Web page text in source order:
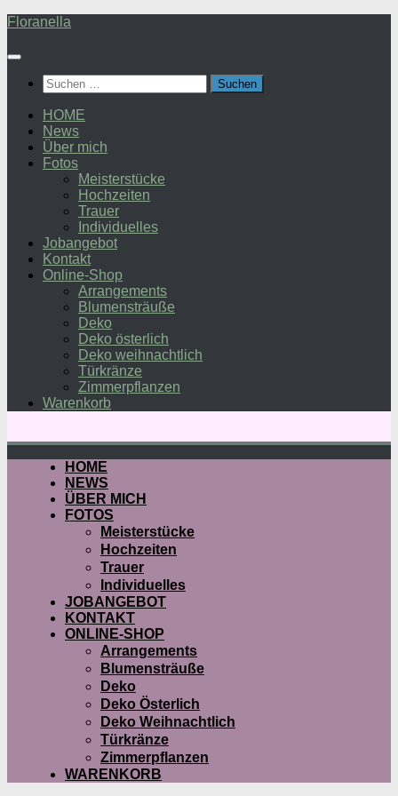
Zum
springen
Floranella
Suchen
nach:
HOME
News
Über mich
Fotos
Meisterstücke
Hochzeiten
Trauer
Individuelles
Jobangebot
Kontakt
Online-Shop
Arrangements
Blumensträuße
Deko
Deko österlich
Deko weihnachtlich
Türkränze
Zimmerpflanzen
Warenkorb
HOME
NEWS
ÜBER MICH
FOTOS
Meisterstücke
Hochzeiten
Trauer
Individuelles
JOBANGEBOT
KONTAKT
ONLINE-SHOP
Arrangements
Blumensträuße
Deko
Deko Österlich
Deko Weihnachtlich
Türkränze
Zimmerpflanzen
WARENKORB